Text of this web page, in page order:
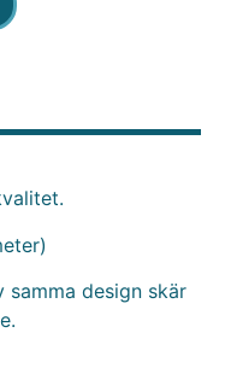
samma design skär